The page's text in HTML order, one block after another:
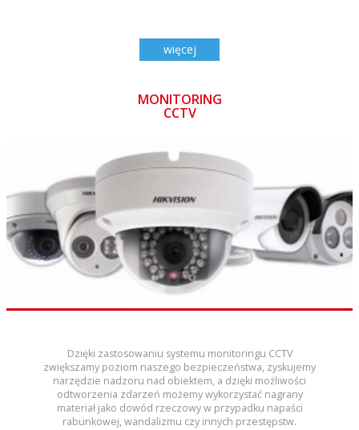
więcej
MONITORING
CCTV
Dzięki zastosowaniu systemu monitoringu CCTV
zwiększamy poziom naszego bezpieczeństwa, zyskujemy
narzędzie nadzoru nad obiektem, a dzięki możliwości
odtworzenia zdarzeń możemy wykorzystać nagrany
materiał jako dowód rzeczowy w przypadku napaści
rabunkowej, wandalizmu czy innych przestępstw.